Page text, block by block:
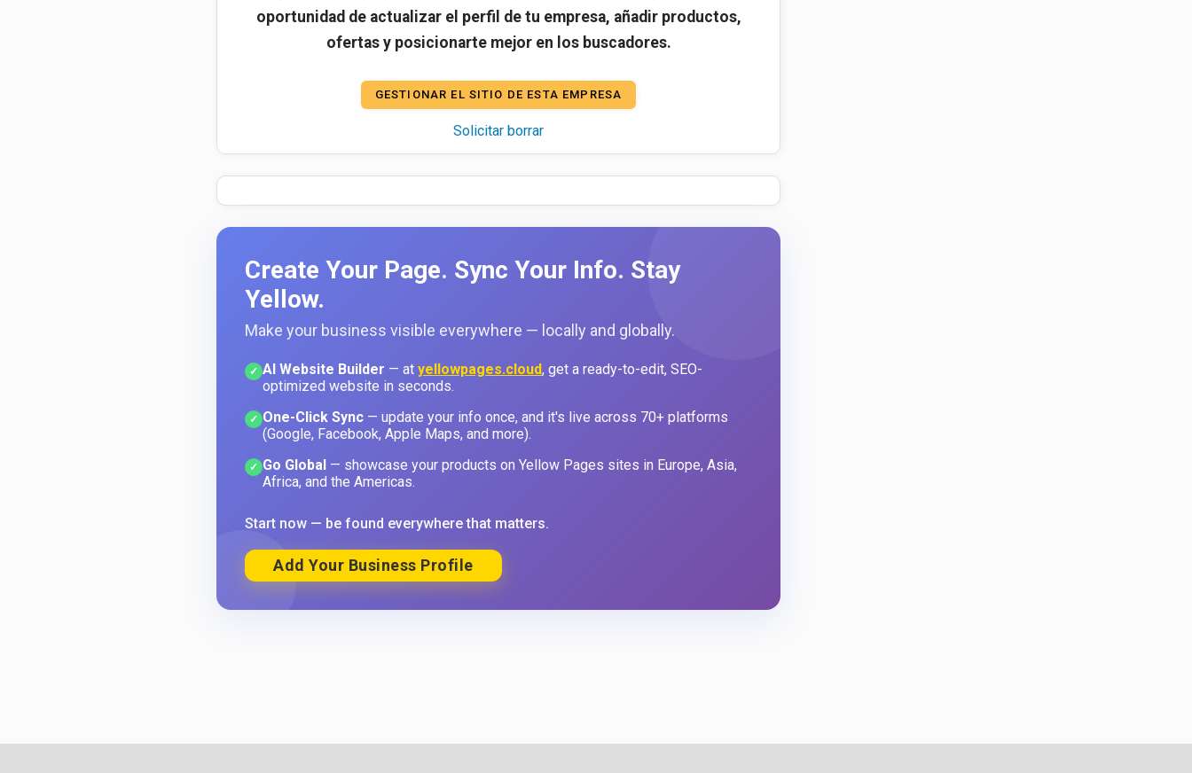
oportunidad de actualizar el perfil de tu empresa, añadir productos,
ofertas y posicionarte mejor en los buscadores.
GESTIONAR EL SITIO DE ESTA EMPRESA
Solicitar borrar
Create Your Page. Sync Your Info. Stay
Yellow.
Make your business visible everywhere — locally and globally.
✓ AI Website Builder — at yellowpages.cloud, get a ready-to-edit, SEO-
optimized website in seconds.
✓ One-Click Sync — update your info once, and it's live across 70+ platforms
(Google, Facebook, Apple Maps, and more).
✓ Go Global — showcase your products on Yellow Pages sites in Europe, Asia,
Africa, and the Americas.
Start now — be found everywhere that matters.
Add Your Business Profile